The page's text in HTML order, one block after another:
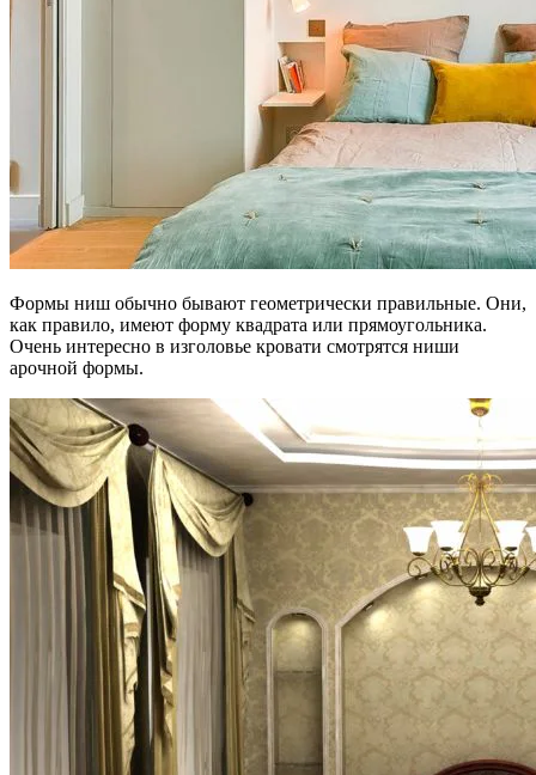
Формы ниш обычно бывают геометрически правильные. Они,
как правило, имеют форму квадрата или прямоугольника.
Очень интересно в изголовье кровати смотрятся ниши
арочной формы.